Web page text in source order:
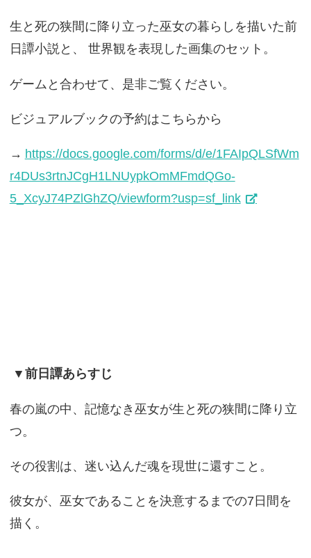
生と死の狭間に降り立った巫女の暮らしを描いた前
日譚小説と、 世界観を表現した画集のセット。
ゲームと合わせて、是非ご覧ください。
ビジュアルブックの予約はこちらから
→ https://docs.google.com/forms/d/e/1FAIpQLSfWm
r4DUs3rtnJCgH1LNUypkOmMFmdQGo-
5_XcyJ74PZlGhZQ/viewform?usp=sf_link
▼前日譚あらすじ
春の嵐の中、記憶なき巫女が生と死の狭間に降り立
つ。
その役割は、迷い込んだ魂を現世に還すこと。
彼女が、巫女であることを決意するまでの7日間を
描く。